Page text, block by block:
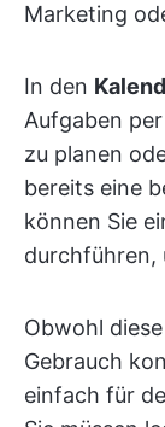
Marketing
In den
Aufgaben
zu planen
bereits eine
können Sie
durchführen,
Obwohl
Gebrauch
einfach für